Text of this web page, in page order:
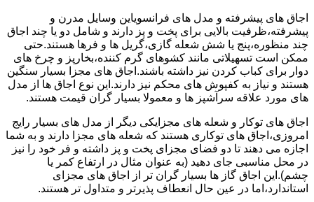
اجاق های پیشرفته و مدل های فرانسویاین وسایل مدرن و
پیشرفته،ظرفیت بالایی برای پخت و پز دارند و شامل دو یا چند اجاق
چند منظوره،پنج یا شش شعله گازی،گریل ها و فرها هستند.حتی
ممکن است تسهیلاتی مانند کشوهای گرم کننده،بخارپز و چرخ های
دوار برای کباب کردن نیز داشته باشند.اجاق های مجزا بسیار سنگین
هستند و نیاز به کفپوش های محکم نیز دارند.این نوع اجاق ها از مدل
های مورد علاقه سرآشپز ها و معمولا بسیار گران قیمت هستند.
اجاق های توکار و شعله های مجزایکی دیگر از مدل های بسیار رایج
امروزی،اجاق های توکاری هستند که شعله های مجزا دارند و به شما
اجازه می دهند تا دو فضای مجزای پخت و پز داشته و فر خود را نیز
در محل مناسبی جای دهید (به عنوان مثال در ارتفاع کمر یا
چشم).این اجاق گاز ها بسیار گران تر از اجاق های مجزای
استاندارد،اما در عین حال انعطاف پذیرتر و متداول تر هستند.